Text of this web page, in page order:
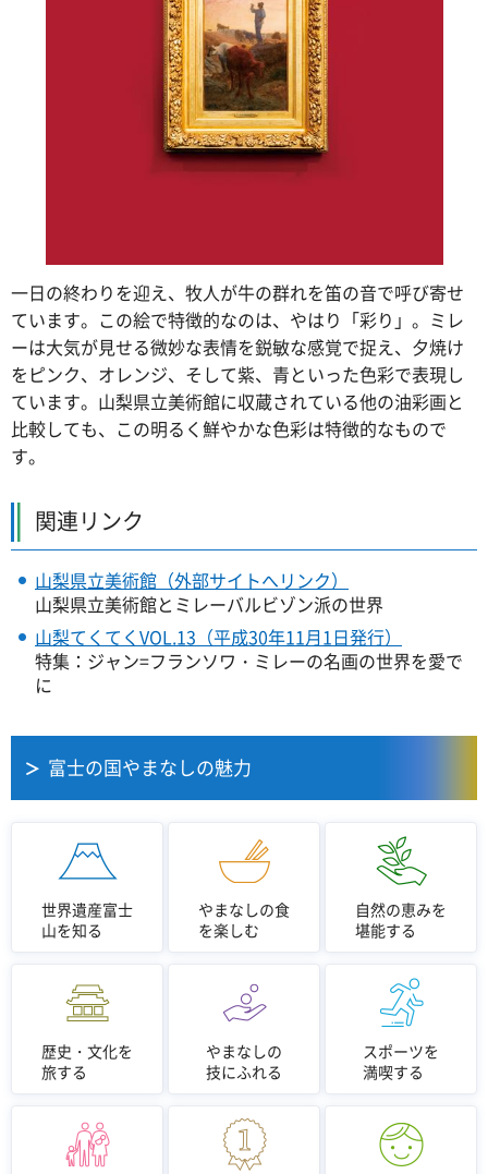
一日の終わりを迎え、牧人が牛の群れを笛の音で呼び寄せ
ています。この絵で特徴的なのは、やはり「彩り」。ミレ
ーは大気が見せる微妙な表情を鋭敏な感覚で捉え、夕焼け
をピンク、オレンジ、そして紫、青といった色彩で表現し
ています。山梨県立美術館に収蔵されている他の油彩画と
比較しても、この明るく鮮やかな色彩は特徴的なもので
す。
関連リンク
山梨県立美術館（外部サイトへリンク）
山梨県立美術館とミレーバルビゾン派の世界
山梨てくてくVOL.13（平成30年11月1日発行）
特集：ジャン=フランソワ・ミレーの名画の世界を愛で
に
富士の国やまなしの魅力
世界遺産富士
山を知る
やまなしの食
を楽しむ
自然の恵みを
堪能する
歴史・文化を
旅する
やまなしの
技にふれる
スポーツを
満喫する